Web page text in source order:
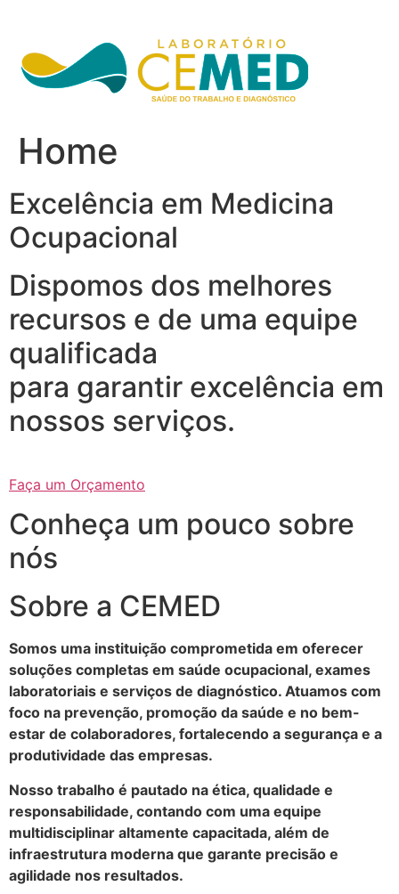
conteúdo
Home
Excelência em Medicina
Ocupacional
Dispomos dos melhores
recursos e de uma equipe
qualificada
para garantir excelência em
nossos serviços.
Faça um Orçamento
Conheça um pouco sobre
nós
Sobre a CEMED
Somos uma instituição comprometida em oferecer
soluções completas em saúde ocupacional, exames
laboratoriais e serviços de diagnóstico. Atuamos com
foco na prevenção, promoção da saúde e no bem-
estar de colaboradores, fortalecendo a segurança e a
produtividade das empresas.
Nosso trabalho é pautado na ética, qualidade e
responsabilidade, contando com uma equipe
multidisciplinar altamente capacitada, além de
infraestrutura moderna que garante precisão e
agilidade nos resultados.